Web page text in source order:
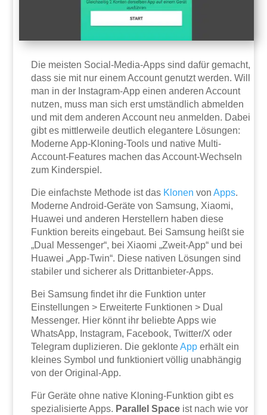
Die meisten Social-Media-Apps sind dafür gemacht,
dass sie mit nur einem Account genutzt werden. Will
man in der Instagram-App einen anderen Account
nutzen, muss man sich erst umständlich abmelden
und mit dem anderen Account neu anmelden. Dabei
gibt es mittlerweile deutlich elegantere Lösungen:
Moderne App-Kloning-Tools und native Multi-
Account-Features machen das Account-Wechseln
zum Kinderspiel.
Die einfachste Methode ist das Klonen vonApps.
Moderne Android-Geräte von Samsung, Xiaomi,
Huawei und anderen Herstellern haben diese
Funktion bereits eingebaut. Bei Samsung heißt sie
„Dual Messenger“, bei Xiaomi „Zweit-App“ und bei
Huawei „App-Twin“. Diese nativen Lösungen sind
stabiler und sicherer als Drittanbieter-Apps.
Bei Samsung findet ihr die Funktion unter
Einstellungen > Erweiterte Funktionen > Dual
Messenger. Hier könnt ihr beliebte Apps wie
WhatsApp, Instagram, Facebook, Twitter/X oder
Telegram duplizieren. Die geklonteApp erhält ein
kleines Symbol und funktioniert völlig unabhängig
von der Original-App.
Für Geräte ohne native Kloning-Funktion gibt es
spezialisierte Apps. Parallel Space ist nach wie vor